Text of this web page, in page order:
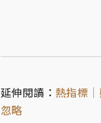
延伸閱讀： 熱指標
忽略